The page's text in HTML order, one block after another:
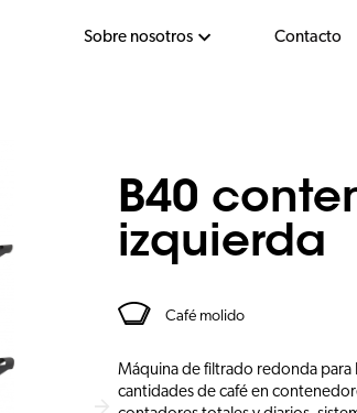
Sobre nosotros Contacto
B40
izquierda
Café molido
Máquina de filtrado redonda para
cantidades de café en